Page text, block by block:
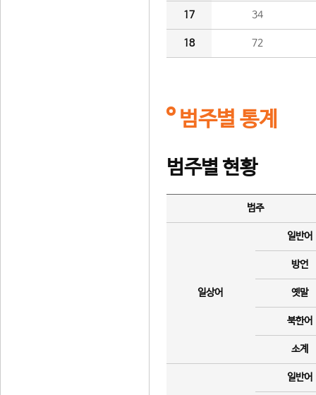
17 34
18 72
범주별 통계
범주별 현황
범주
일상어
일반어
방언
옛말
북한어
소계
일반어